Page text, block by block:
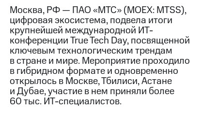
Контакты
Медиа-центр
Пресс-
релизы
МТС
о технологиях
Достижения
Интервью
Москва, РФ — ПАО «МТС» (MOEX: MTSS),
цифровая экосистема, подвела итоги
крупнейшей международной ИТ-
конференции True Tech Day, посвященной
ключевым технологическим трендам
в стране и мире. Мероприятие проходило
в гибридном формате и одновременно
открылось в Москве, Тбилиси, Астане
и Дубае, участие в нем приняли более
60 тыс. ИТ-специалистов.